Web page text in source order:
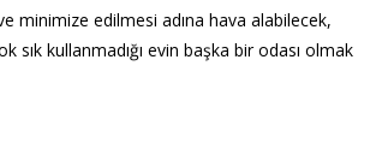
minimize edilmesi adına hava alabilecek,
kullanmadığı evin başka bir odası olmak